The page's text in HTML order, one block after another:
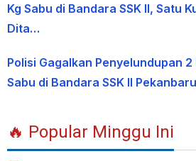
Kg Sabu di Bandara SSK II, Satu
Dita…
Polisi Gagalkan Penyelundupan 2
Sabu di Bandara SSK II Pekanbaru
🔥 Popular Minggu Ini